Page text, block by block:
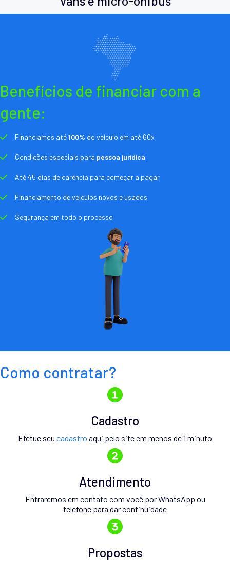
Benefícios de financiar com a
gente:
Financiamos até100% do veículo em até 60x
Condições especiais para pessoa jurídica
Até 45 dias de carência para começar a pagar
Financiamento de veículos novos e usados
Segurança em todo o processo
Como contratar?
Cadastro
Efetue seu cadastro aqui pelo site em menos de 1 minuto
Atendimento
Entraremos em contato com você por WhatsApp ou
telefone para dar continuidade
Propostas